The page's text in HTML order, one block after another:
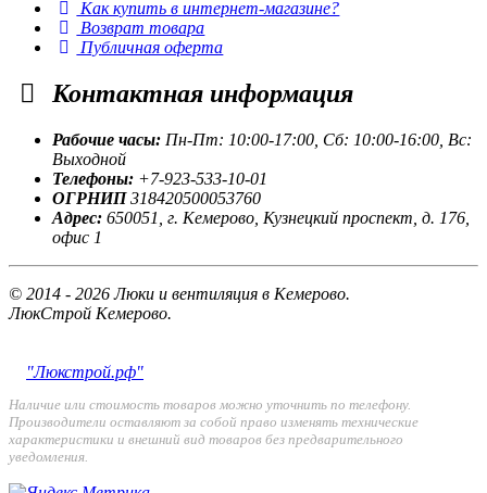
Как купить в интернет-магазине?
Возврат товара
Публичная оферта
Контактнаяинформация
Рабочие часы: Пн-Пт: 10:00-17:00, Сб: 10:00-16:00, Вс:
Выходной
Телефоны: +7-923-533-10-01
ОГРНИП318420500053760
Адрес: 650051, г. Кемерово, Кузнецкий проспект, д. 176,
офис 1
© 2014 - 2026 Люки и вентиляция в Кемерово.
ЛюкСтрой Кемерово.
"Люкстрой.рф"
Наличие или стоимость товаров можно уточнить по телефону.
Производители оставляют за собой право изменять технические
характеристики и внешний вид товаров без предварительного
уведомления.